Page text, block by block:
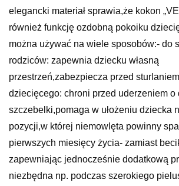
elegancki materiał sprawia,że kokon
również funkcję ozdobną pokoiku
można używać na wiele sposobów:- do
rodziców: zapewnia dziecku własną
przestrzeń,zabezpiecza przed
dziecięcego: chroni przed uderzeniem o
szczebelki,pomaga w ułożeniu dziecka
pozycji,w której niemowlęta powinny
pierwszych miesięcy życia- zamiast
zapewniając jednocześnie dodatkową
niezbędna np. podczas szerokiego